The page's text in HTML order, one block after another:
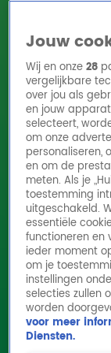
HomeActies
Radio luisteren
Volg Radio 10
Zoeken
HomeOnline
Gordon &
in het
verrassing
Jouw
Wij en onze28
vergelijkbare
over jou als
en jouw
selecteert,
om onze
personaliseren,
en om de
meten. Als je
toestemming
uitgeschakeld.
essentiële
functioneren en
ieder moment
om je
instellingen
selecties zullen
worden
voor meer
Diensten.